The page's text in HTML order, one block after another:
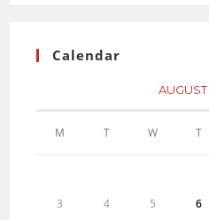
Calendar
M T W T
3 4 5 6